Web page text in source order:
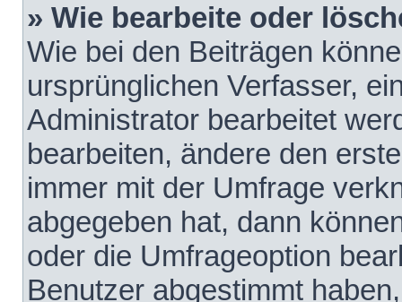
» Wie bearbeite oder
Wie bei den Beiträgen
ursprünglichen Verfasser,
Administrator bearbeitet
bearbeiten, ändere den
immer mit der Umfrage
abgegeben hat, dann
oder die Umfrageoption
Benutzer abgestimmt